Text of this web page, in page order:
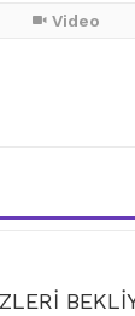
Video